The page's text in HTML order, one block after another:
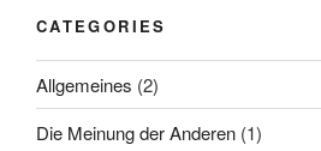
CATEGORIES
Allgemeines (2)
Die Meinung der Anderen (1)